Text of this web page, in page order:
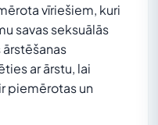
vīriešiem, kuri
savas seksuālās
ar ārstu, lai
piemērotas un